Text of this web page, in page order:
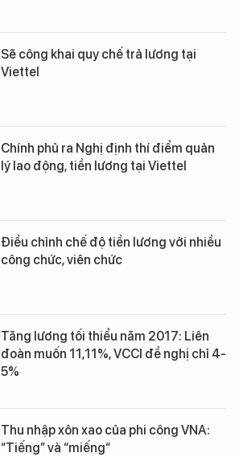
Sẽ công khai quy chế trả lương tại
Viettel
Chính phủ ra Nghị định thí điểm quản
lý lao động, tiền lương tại Viettel
Điều chỉnh chế độ tiền lương với nhiều
công chức, viên chức
Tăng lương tối thiểu năm 2017: Liên
đoàn muốn 11,11%, VCCI đề nghị chỉ 4-
5%
Thu nhập xôn xao của phi công VNA:
“Tiếng” và “miếng“